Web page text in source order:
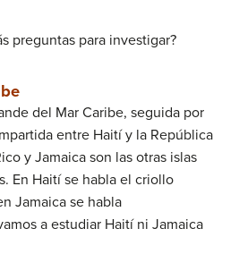
preguntas para investigar?
del Mar Caribe, seguida por
entre Haití y la República
y Jamaica son las otras islas
En Haití se habla el criollo
Jamaica se habla
a estudiar Haití ni Jamaica